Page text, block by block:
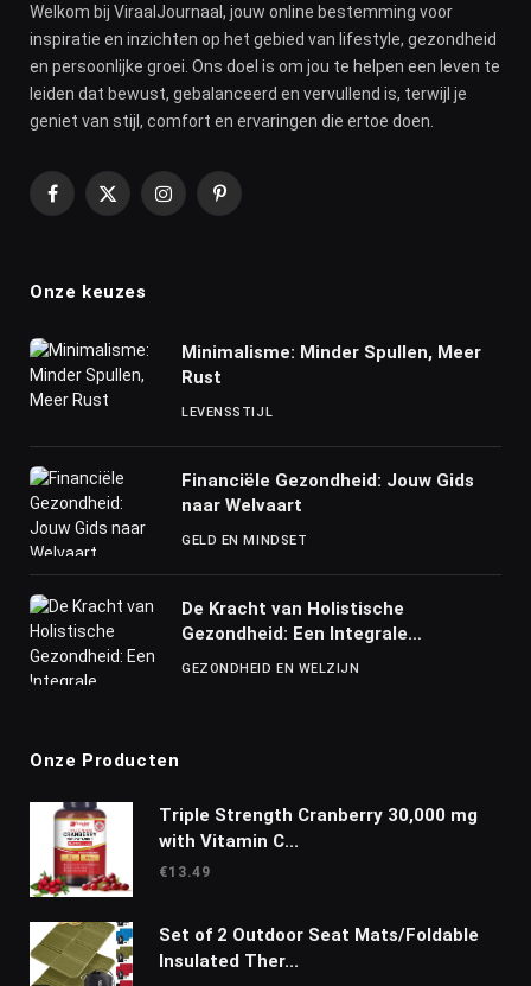
Welkom bij ViraalJournaal, jouw online bestemming voor
inspiratie en inzichten op het gebied van lifestyle, gezondheid
en persoonlijke groei. Ons doel is om jou te helpen een leven te
leiden dat bewust, gebalanceerd en vervullend is, terwijl je
geniet van stijl, comfort en ervaringen die ertoe doen.
Facebook
X
InstagramPinterest
Onze keuzes
Minimalisme: Minder Spullen, Meer
Rust
LEVENSSTIJL
Financiële Gezondheid: Jouw Gids
naar Welvaart
GELD EN MINDSET
De Kracht van Holistische
Gezondheid: Een Integrale
Benadering
GEZONDHEID EN WELZIJN
Onze Producten
Triple Strength Cranberry 30,000 mg
with Vitamin C...
€13.49
Set of 2 Outdoor Seat Mats/Foldable
Insulated Ther...